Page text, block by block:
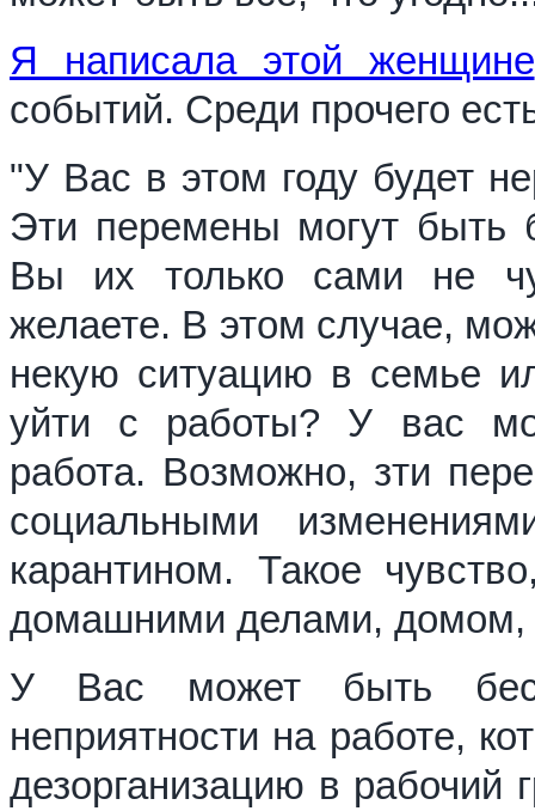
Я написала этой женщине
событий. Среди прочего
"У Вас в этом году будет
Эти перемены могут
Вы их только сами не
желаете. В этом случае,
некую ситуацию в семье
уйти с работы? У вас
работа. Возможно, зти
социальными
карантином. Такое
домашними делами, домом,
У Вас может быть
неприятности на работе,
дезорганизацию в рабочий